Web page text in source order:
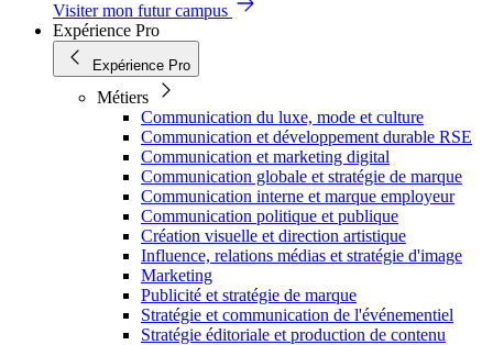
Visiter mon futur campus
Expérience Pro
Expérience Pro
Métiers
Communication du luxe, mode et culture
Communication et développement durable RSE
Communication et marketing digital
Communication globale et stratégie de marque
Communication interne et marque employeur
Communication politique et publique
Création visuelle et direction artistique
Influence, relations médias et stratégie d'image
Marketing
Publicité et stratégie de marque
Stratégie et communication de l'événementiel
Stratégie éditoriale et production de contenu